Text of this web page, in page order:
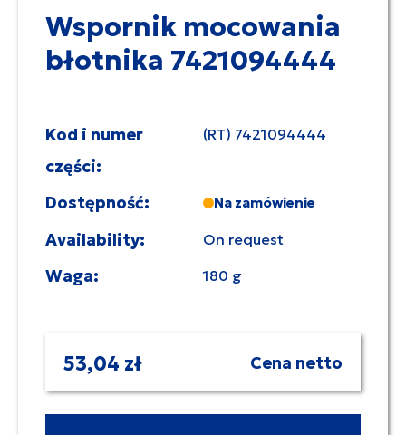
Wspornik mocowania
błotnika 7421094444
Kod i numer
części:
(RT) 7421094444
Dostępność: Na zamówienie
Availability: On request
Waga: 180 g
53,04 zł Cena netto